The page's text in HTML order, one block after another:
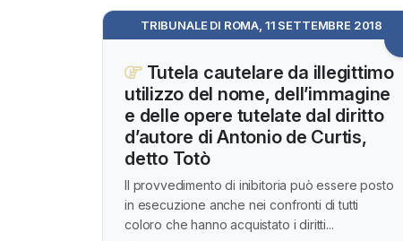
TRIBUNALE DI ROMA, 11 SETTEMBRE 2018
Tutela cautelare da illegittimo
utilizzo del nome, dell’immagine
e delle opere tutelate dal diritto
d’autore di Antonio de Curtis,
detto Totò
Il provvedimento di inibitoria può essere posto
in esecuzione anche nei confronti di tutti
coloro che hanno acquistato i diritti...